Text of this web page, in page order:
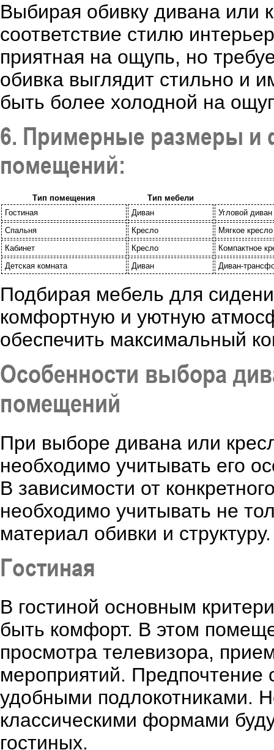
Выбирая обивку дивана или
соответствие стилю
приятная на ощупь, но
обивка выглядит стильно и
быть более холодной на
6. Примерные размеры и
помещений:
Тип помещения
Тип мебели
Гостиная
Диван
Угловой
Спальня
Кресло
Мягкое
Кабинет
Кресло
Компактное
Детская комната
Диван Диван-
Подбирая мебель для
комфортную и уютную
обеспечить максимальный
Особенности выбора
помещений
При выборе дивана или
необходимо учитывать его
В зависимости от
необходимо учитывать не
материал обивки и структуру.
Гостиная
В гостиной основным
быть комфорт. В этом
просмотра телевизора,
мероприятий. Предпочтение
удобными подлокотниками.
классическими формами
гостиных.